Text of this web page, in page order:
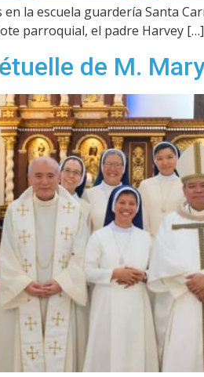
la escuela guardería Santa
parroquial, el padre Harvey […]
de M.